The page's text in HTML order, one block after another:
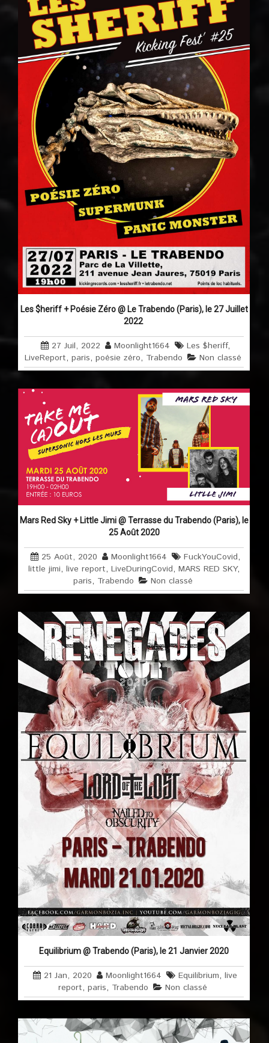
Les $heriff + Poésie Zéro @ Le Trabendo (Paris), le 27 Juillet
2022
27 Juil, 2022 Moonlight1664 Les $heriff,
LiveReport, paris, poésie zéro, Trabendo Non classé
Mars Red Sky + Little Jimi @ Terrasse du Trabendo (Paris), le
25 Août 2020
25 Août, 2020 Moonlight1664 FuckYouCovid,
little jimi,live report,LiveDuringCovid,MARS RED SKY,
paris, Trabendo Non classé
Equilibrium @ Trabendo (Paris), le 21 Janvier 2020
21 Jan, 2020 Moonlight1664 Equilibrium,live
report,paris, Trabendo Non classé